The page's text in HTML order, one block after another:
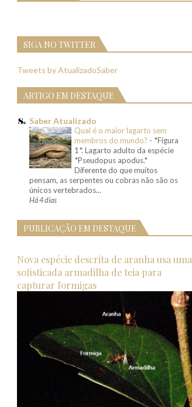
SIGA NO TWITTER
Tweets by AtualizadoSaber
ARTIGO EM DESTAQUE
Saber Atualizado
Qual é o maior lagarto sem
membros do mundo? - *Figura
1*. Lagarto adulto da espécie
*Pseudopus apodus.*
Diferente do que muitos
pensam, as serpentes ou cobras não são os
únicos vertebrados...
Há 4 dias
PUBLICAÇÃO EM DESTAQUE
Nova espécie descrita de aranha usa uma
sofisticada armadilha de teia para
capturar formigas